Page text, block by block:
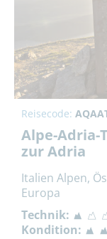
Reisecode:
Alpe-Adria-
zur Adria
Italien Alpen,
Europa
Technik:
Kondition: